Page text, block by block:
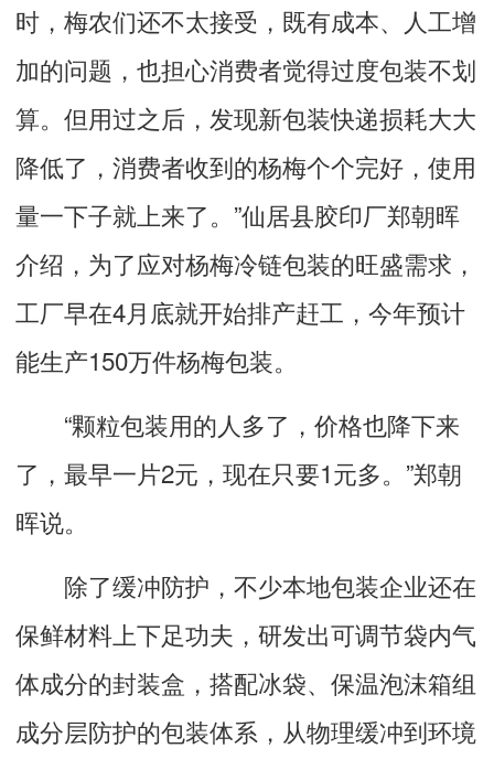
时，梅农们还不太接受，既有成本、人工增
加的问题，也担心消费者觉得过度包装不划
算。但用过之后，发现新包装快递损耗大大
降低了，消费者收到的杨梅个个完好，使用
量一下子就上来了。”仙居县胶印厂郑朝晖
介绍，为了应对杨梅冷链包装的旺盛需求，
工厂早在4月底就开始排产赶工，今年预计
能生产150万件杨梅包装。
“颗粒包装用的人多了，价格也降下来
了，最早一片2元，现在只要1元多。”郑朝
晖说。
除了缓冲防护，不少本地包装企业还在
保鲜材料上下足功夫，研发出可调节袋内气
体成分的封装盒，搭配冰袋、保温泡沫箱组
成分层防护的包装体系，从物理缓冲到环境